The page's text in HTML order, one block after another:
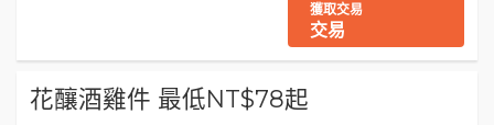
獲取交易
交易
花釀酒雞件 最低NT$78起